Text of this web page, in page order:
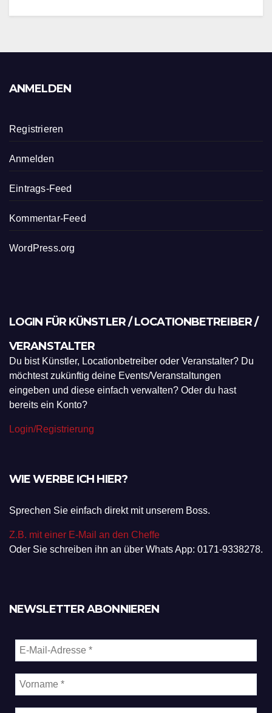
ANMELDEN
Registrieren
Anmelden
Eintrags-Feed
Kommentar-Feed
WordPress.org
LOGIN FÜR KÜNSTLER / LOCATIONBETREIBER /
VERANSTALTER
Du bist Künstler, Locationbetreiber oder Veranstalter? Du
möchtest zukünftig deine Events/Veranstaltungen
eingeben und diese einfach verwalten? Oder du hast
bereits ein Konto?
Login/Registrierung
WIE WERBE ICH HIER?
Sprechen Sie einfach direkt mit unserem Boss.
Z.B. mit einer E-Mail an den Cheffe
Oder Sie schreiben ihn an über Whats App: 0171-9338278.
NEWSLETTER ABONNIEREN